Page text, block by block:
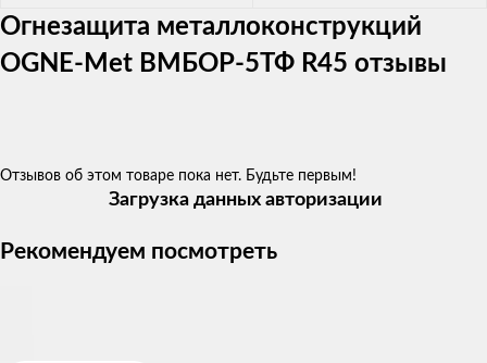
Огнезащита металлоконструкций
OGNE-Met ВМБОР-5ТФ R45 отзывы
Отзывов об этом товаре пока нет. Будьте первым!
Загрузка данных авторизации
Рекомендуем посмотреть